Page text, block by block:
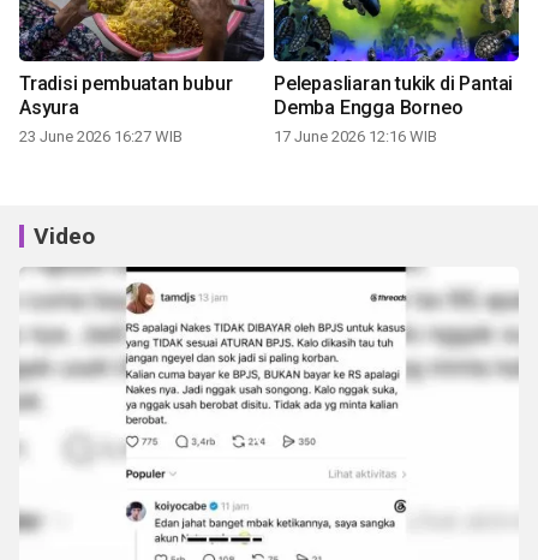
Tradisi pembuatan bubur
Asyura
23 June 2026 16:27 WIB
Pelepasliaran tukik di Pantai
Demba Engga Borneo
17 June 2026 12:16 WIB
Video